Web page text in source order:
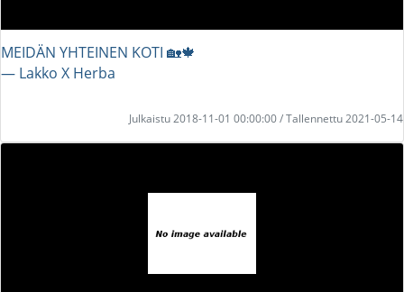
MEIDÄN YHTEINEN KOTI 🏡🍁
― Lakko X Herba
Julkaistu 2018-11-01 00:00:00 / Tallennettu 2021-05-14